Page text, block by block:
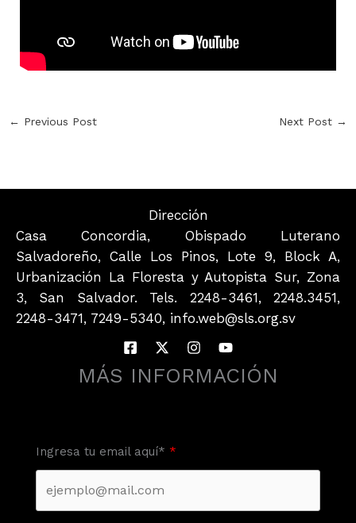
← Previous Post Next Post →
Dirección
Casa Concordia, Obispado Luterano
Salvadoreño, Calle Los Pinos, Lote 9, Block A,
Urbanización La Floresta y Autopista Sur, Zona
3, San Salvador. Tels. 2248-3461, 2248.3451,
2248-3471, 7249-5340, info.web@sls.org.sv
MÁS INFORMACIÓN
Ingresa tu email aquí*